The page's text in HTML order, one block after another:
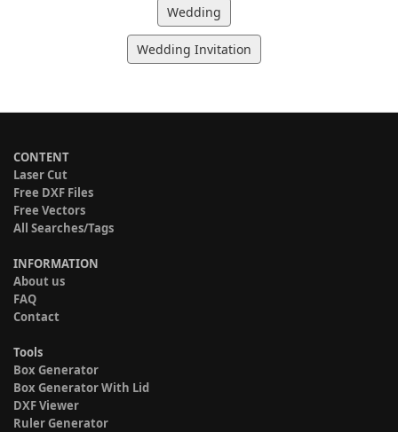
Wedding
Wedding Invitation
CONTENT
Laser Cut
Free DXF Files
Free Vectors
All Searches/Tags
INFORMATION
About us
FAQ
Contact
Tools
Box Generator
Box Generator With Lid
DXF Viewer
Ruler Generator